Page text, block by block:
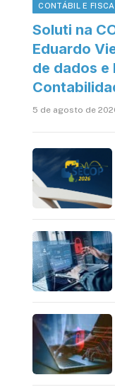
CONTÁBIL E
Soluti na
Eduardo
de dados e
5 de agosto de